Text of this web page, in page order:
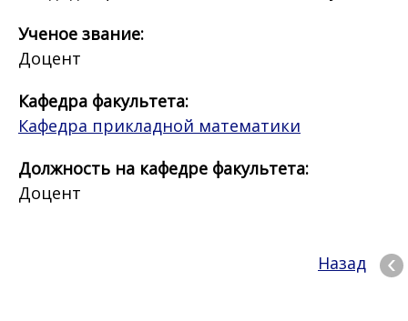
Ученое звание:
Доцент
Кафедра факультета:
Кафедра прикладной математики
Должность на кафедре факультета:
Доцент
Назад